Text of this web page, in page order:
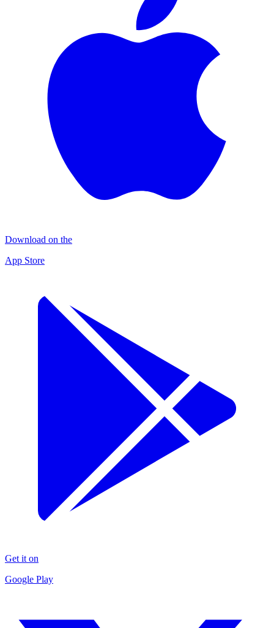
Download on the
App Store
Get it on
Google Play